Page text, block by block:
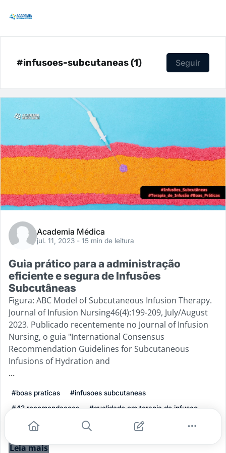
#infusoes-subcutaneas (1) Seguir
Academia Médica
jul. 11, 2023 - 15 min de leitura
Guia prático para a administração
eficiente e segura de Infusões
Subcutâneas
Figura: ABC Model of Subcutaneous Infusion Therapy.
Journal of Infusion Nursing46(4):199-209, July/August
2023. Publicado recentemente no Journal of Infusion
Nursing, o guia "International Consensus
Recommendation Guidelines for Subcutaneous
Infusions of Hydration and
...
#boas praticas
#infusoes subcutaneas
#42 recomendacoes
#qualidade em terapia de infusao
#administracao subcutanea de medicamentos
Leia mais